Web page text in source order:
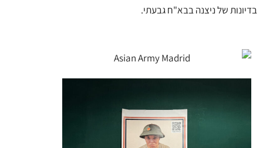
בדיונות של ניצנה בבא"ח גבעתי.